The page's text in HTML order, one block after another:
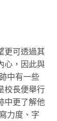
更可透過其
心，因此與
中有一些
校長便舉行
中更了解他
力度、字